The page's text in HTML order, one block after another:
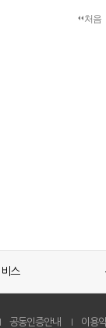
처음
스
공동인증안내 이용